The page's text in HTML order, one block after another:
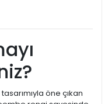
öne çıkan